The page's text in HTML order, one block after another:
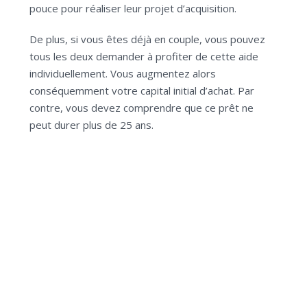
pouce pour réaliser leur projet d’acquisition.
De plus, si vous êtes déjà en couple, vous pouvez
tous les deux demander à profiter de cette aide
individuellement. Vous augmentez alors
conséquemment votre capital initial d’achat. Par
contre, vous devez comprendre que ce prêt ne
peut durer plus de 25 ans.